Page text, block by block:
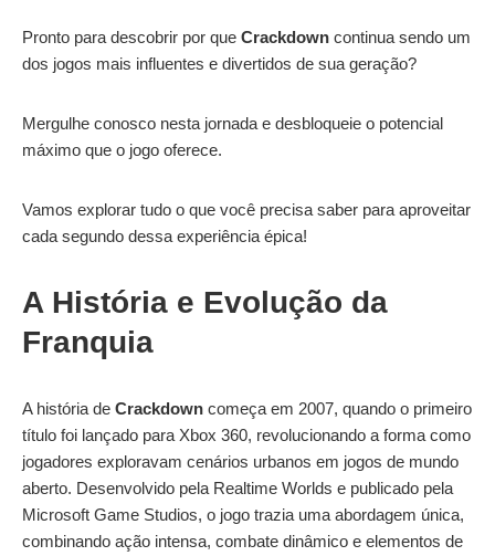
Pronto para descobrir por que Crackdown continua sendo um
dos jogos mais influentes e divertidos de sua geração?
Mergulhe conosco nesta jornada e desbloqueie o potencial
máximo que o jogo oferece.
Vamos explorar tudo o que você precisa saber para aproveitar
cada segundo dessa experiência épica!
A História e Evolução da
Franquia
A história de Crackdown começa em 2007, quando o primeiro
título foi lançado para Xbox 360, revolucionando a forma como
jogadores exploravam cenários urbanos em jogos de mundo
aberto. Desenvolvido pela Realtime Worlds e publicado pela
Microsoft Game Studios, o jogo trazia uma abordagem única,
combinando ação intensa, combate dinâmico e elementos de